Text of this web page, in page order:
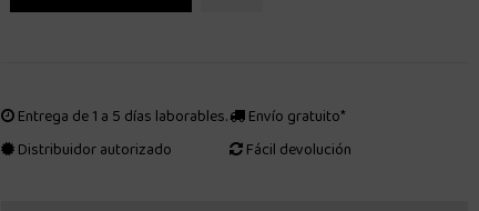
Entrega de 1 a 5 días laborables.
Distribuidor autorizado
Envío gratuito*
Fácil devolución